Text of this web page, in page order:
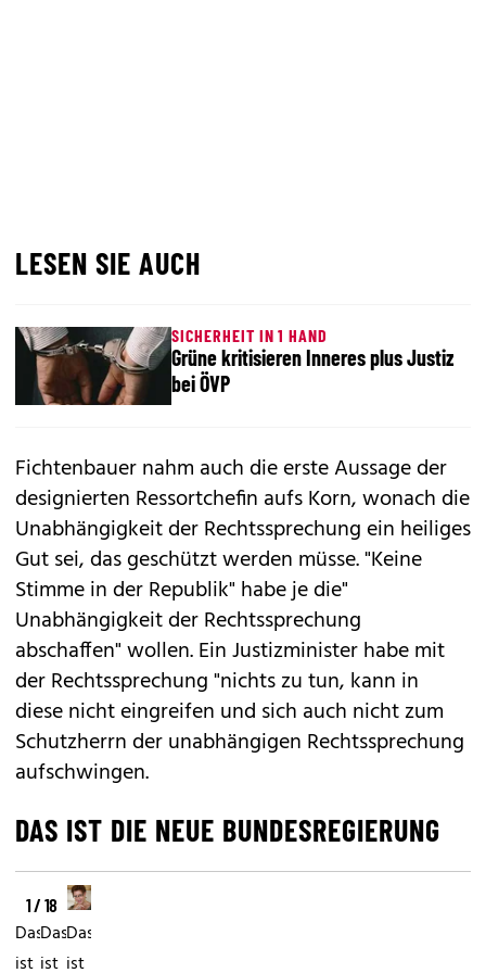
LESEN SIE AUCH
SICHERHEIT IN 1 HAND
Grüne kritisieren Inneres plus Justiz
bei ÖVP
Fichtenbauer nahm auch die erste Aussage der
designierten Ressortchefin aufs Korn, wonach die
Unabhängigkeit der Rechtssprechung ein heiliges
Gut sei, das geschützt werden müsse. "Keine
Stimme in der Republik" habe je die"
Unabhängigkeit der Rechtssprechung
abschaffen" wollen. Ein Justizminister habe mit
der Rechtssprechung "nichts zu tun, kann in
diese nicht eingreifen und sich auch nicht zum
Schutzherrn der unabhängigen Rechtssprechung
aufschwingen.
DAS IST DIE NEUE BUNDESREGIERUNG
1 / 18
Das
ist
Das
ist
Das
ist